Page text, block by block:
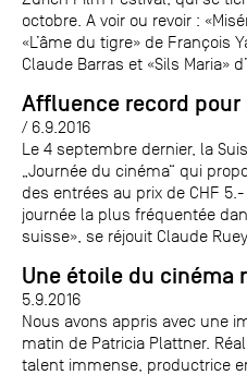
octobre. A voir ou revoir :
«L’âme du tigre» de François
Claude Barras et «Sils Maria»
Affluence record
/ 6.9.2016
Le 4 septembre dernier, la
„Journée du cinéma“ qui
des entrées au prix de CHF
journée la plus fréquentée
suisse», se réjouit Claude
Une étoile du cinéma
5.9.2016
Nous avons appris avec une
matin de Patricia Plattner.
talent immense, productrice